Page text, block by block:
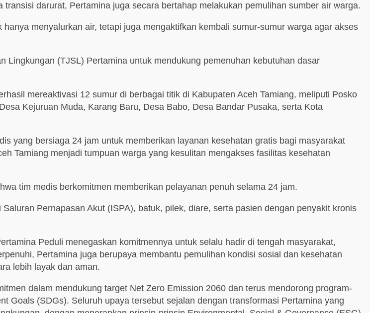
darurat, Pertamina juga secara bertahap melakukan pemulihan sumber air warga.
menyalurkan air, tetapi juga mengaktifkan kembali sumur-sumur warga agar akses
Lingkungan (TJSL) Pertamina untuk mendukung pemenuhan kebutuhan dasar
mereaktivasi 12 sumur di berbagai titik di Kabupaten Aceh Tamiang, meliputi Posko
Kejuruan Muda, Karang Baru, Desa Babo, Desa Bandar Pusaka, serta Kota
yang bersiaga 24 jam untuk memberikan layanan kesehatan gratis bagi masyarakat
Tamiang menjadi tumpuan warga yang kesulitan mengakses fasilitas kesehatan
tim medis berkomitmen memberikan pelayanan penuh selama 24 jam.
Pernapasan Akut (ISPA), batuk, pilek, diare, serta pasien dengan penyakit kronis
Peduli menegaskan komitmennya untuk selalu hadir di tengah masyarakat,
Pertamina juga berupaya membantu pemulihan kondisi sosial dan kesehatan
lebih layak dan aman.
dalam mendukung target Net Zero Emission 2060 dan terus mendorong program-
Goals (SDGs). Seluruh upaya tersebut sejalan dengan transformasi Pertamina yang